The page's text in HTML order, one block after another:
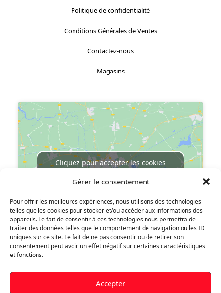
Gérer le consentement
Pour offrir les meilleures expériences, nous utilisons des technologies
telles que les cookies pour stocker et/ou accéder aux informations des
appareils. Le fait de consentir à ces technologies nous permettra de
traiter des données telles que le comportement de navigation ou les ID
uniques sur ce site. Le fait de ne pas consentir ou de retirer son
consentement peut avoir un effet négatif sur certaines caractéristiques
et fonctions.
Accepter
Politique de confidentialité
Conditions Générales de Ventes
Contactez-nous
Magasins
Cliquez pour accepter les cookies
Informations personnelles